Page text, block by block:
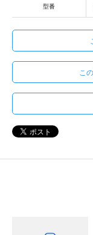
型番
こ